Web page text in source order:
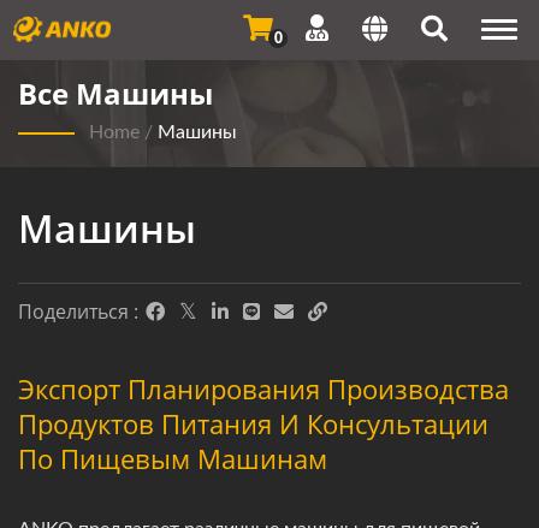
0
Все Машины
Home / Машины
Машины
Поделиться :
Экспорт Планирования Производства
Продуктов Питания И Консультации
По Пищевым Машинам